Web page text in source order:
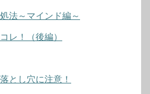
法～マインド編～
レ！（後編）
とし穴に注意！